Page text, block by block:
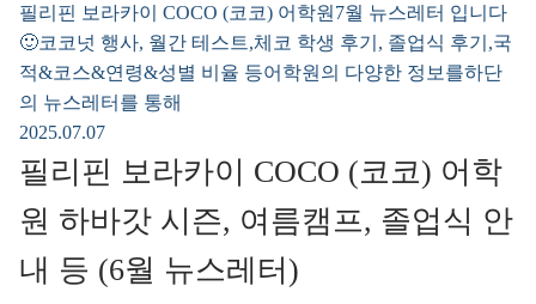
필리핀 보라카이 COCO (코코) 어학원7월 뉴스레터 입니다
🙂코코넛 행사, 월간 테스트,체코 학생 후기, 졸업식 후기,국
적&코스&연령&성별 비율 등어학원의 다양한 정보를하단
의 뉴스레터를 통해
2025.07.07
필리핀 보라카이 COCO (코코) 어학
원 하바갓 시즌, 여름캠프, 졸업식 안
내 등 (6월 뉴스레터)